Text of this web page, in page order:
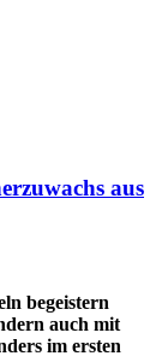
aus
begeistern
auch mit
im ersten